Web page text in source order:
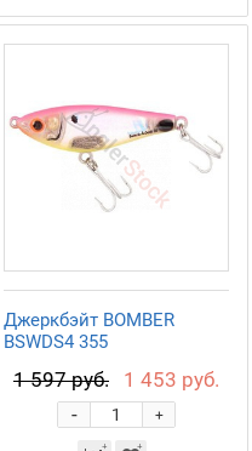
Джеркбэйт BOMBER
BSWDS4 355
1 597 руб. 1 453 руб.
+
-